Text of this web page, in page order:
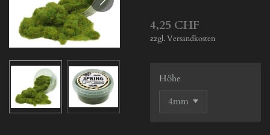
4,25 CHF
zzgl. Versandkosten
Höhe